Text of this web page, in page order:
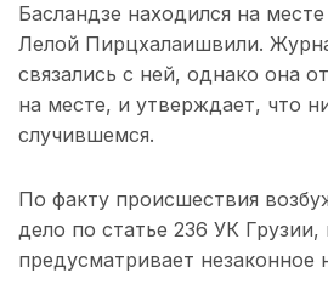
Басландзе находился на
Лелой Пирцхалаишвили.
связались с ней, однако она
на месте, и утверждает, что
случившемся.
По факту происшествия
дело по статье 236 УК Грузии,
предусматривает незаконное